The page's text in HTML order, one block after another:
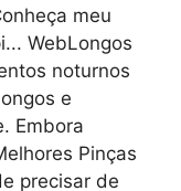
meu
WebLongos
noturnos
e
Embora
Pinças
precisar de